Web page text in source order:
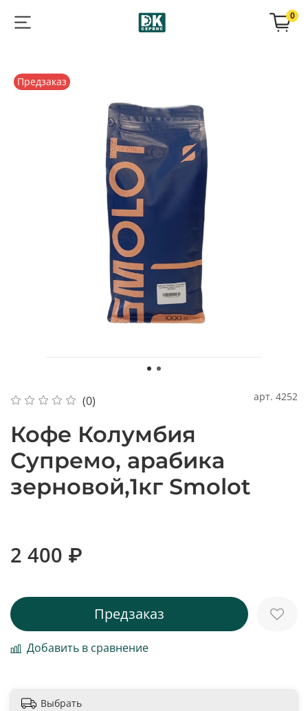
0
Предзаказ
(0) арт. 4252
Кофе Колумбия
Супремо, арабика
зерновой,1кг Smolot
2 400 ₽
Предзаказ
Добавить в сравнение
Выбрать